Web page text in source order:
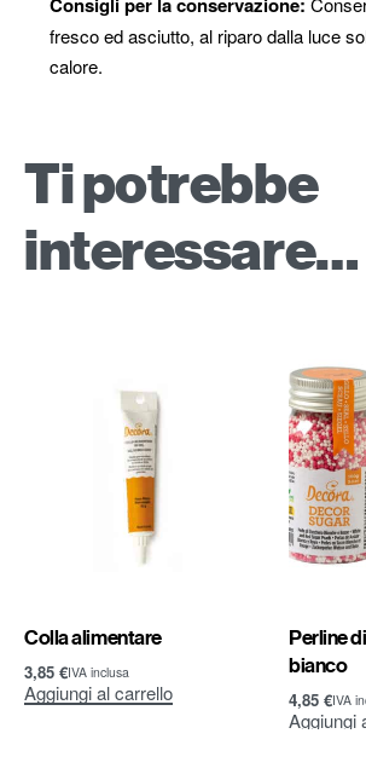
fresco ed asciutto, al riparo dalla luce
calore.
Ti potrebbe
interessare…
Colla alimentare
3,85 €IVA inclusa
Aggiungi al carrello
Perline
bianco
4,85 €IVA
Aggiungi